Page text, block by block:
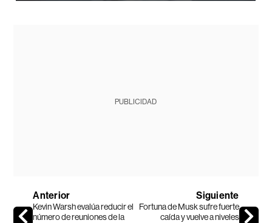
PUBLICIDAD
Anterior
Kevin Warsh evalúa reducir el
número de reuniones de la
Siguiente
Fortuna de Musk sufre fuerte
caída y vuelve a niveles